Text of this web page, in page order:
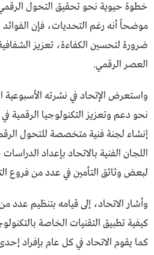
خطوة حيوية نحو تحقيق التحول الرقمي
موضحاً أنه رغم التحديات، فإن
ضرورة لتحسين الكفاءة، تعزيز
العصر الرقمي.
واستعرض الإتحاد في نشرته الأسبوعية
نحو دعم وتعزيز التكنولوجيا الرقمية
إنشاء لجنة فنية متخصصة للتحول
اللجان الفنية بالاتحاد بإعداد
لبعض وثائق التأمين في عدد من فروع
وأشار الاتحاد، إلى قيامه بتنظيم
كيفية تطبيق التقنيات الخاصة
كما يقوم الاتحاد في كل عام بإفراد